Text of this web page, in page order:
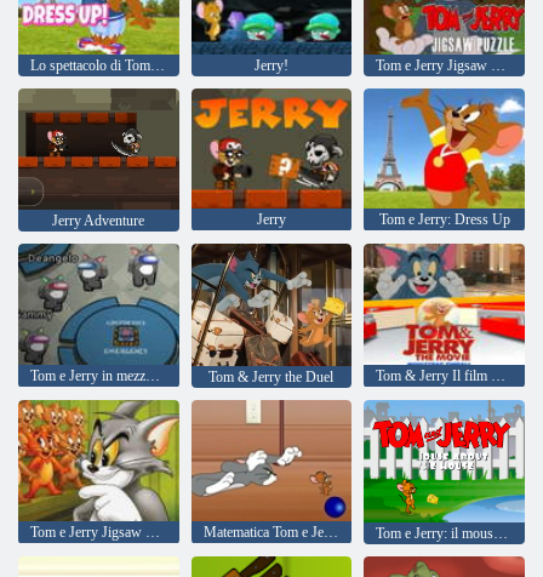
Jerry!
Jerry Adventure Jerry Tom e Jerry: Dress Up
Tom e Jerry in mezzo a noi Tom & Jerry the Duel Tom & Jerry Il film Mousetrap Pinball
Matematica Tom e Jerry Tom e Jerry: il mouse sulla Hauzel